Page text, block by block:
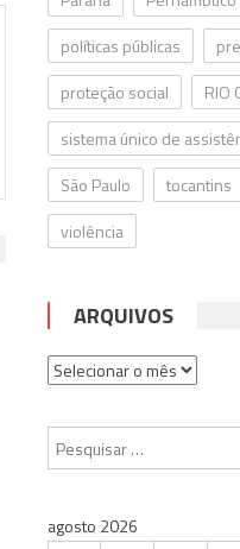
políticas públicas
proteção social
RIO
sistema único de
São Paulo
tocantins
violência
ARQUIVOS
Arquivos
agosto 2026